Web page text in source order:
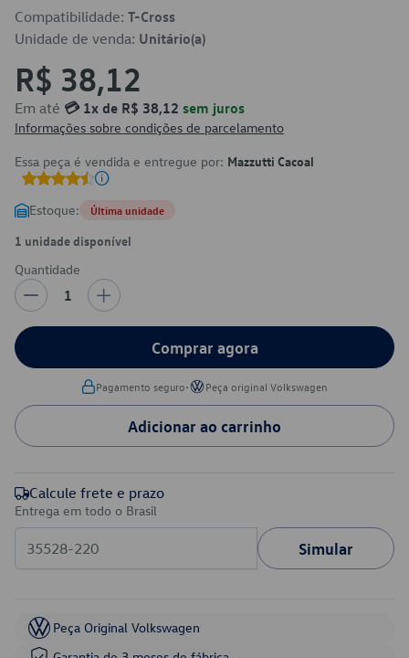
Compatibilidade: T-Cross
Unidade de venda: Unitário(a)
R$ 38,12
Em até 💳 1x de R$ 38,12 sem juros
Informações sobre condições de parcelamento
Essa peça é vendida e entregue por: Mazzutti Cacoal
Estoque: Última unidade
1 unidade disponível
Quantidade
1
Comprar agora
Pagamento seguro• Peça original Volkswagen
Adicionar ao carrinho
Calcule frete e prazo
Entrega em todo o Brasil
Simular
Peça Original Volkswagen